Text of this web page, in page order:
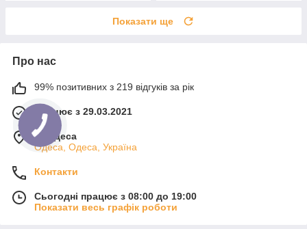
Показати ще
Про нас
99% позитивних з 219 відгуків за рік
Працює з 29.03.2021
м. Одеса
Одеса, Одеса, Україна
Контакти
Сьогодні працює з 08:00 до 19:00
Показати весь графік роботи